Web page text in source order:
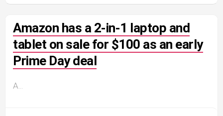
Amazon has a 2-in-1 laptop and
tablet on sale for $100 as an early
Prime Day deal
A...